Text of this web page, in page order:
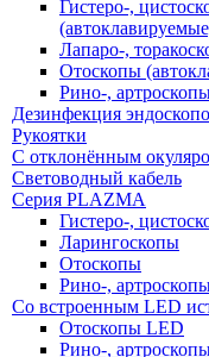
Гистеро-,
Лапаро-,
Отоскопы
Рино-,
Дезинфекция
Рукоятки
С отклонённым
Световодный кабель
Серия PLAZMA
Гистеро-,
Ларингоскопы
Отоскопы
Рино-,
Со встроенным LED
Отоскопы LED
Рино-,